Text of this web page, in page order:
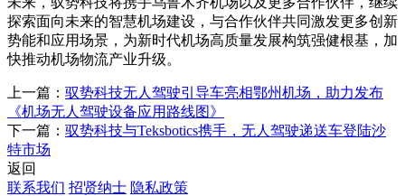
探索面向未来的智慧机场建设，与合作伙伴共同激发更多创新
势能和应用场景，为新时代机场高质量发展构筑强健根基，加
快推动机场物流产业升级。
上一篇： 驭势科技无人驾驶引导车亮相鄂州机场，助力发布
《机场无人驾驶设备应用路线图》
下一篇： 驭势科技与Teksbotics携手，无人驾驶递送车登陆沙
特市场
返回
联系我们 招贤纳士 隐私政策